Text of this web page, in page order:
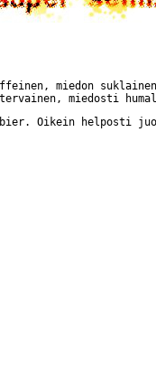
miedon
miedosti
Oikein helposti